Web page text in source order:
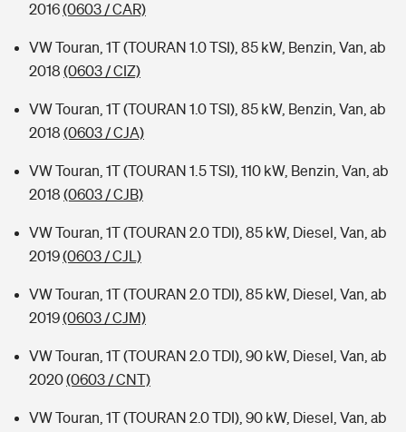
2016(0603 / CAR)
VW Touran, 1T (TOURAN 1.0 TSI), 85 kW, Benzin, Van, ab
2018 (0603 / CIZ)
VW Touran, 1T (TOURAN 1.0 TSI), 85 kW, Benzin, Van, ab
2018 (0603 / CJA)
VW Touran, 1T (TOURAN 1.5 TSI), 110 kW, Benzin, Van, ab
2018 (0603 / CJB)
VW Touran, 1T (TOURAN 2.0 TDI), 85 kW, Diesel, Van, ab
2019(0603 / CJL)
VW Touran, 1T (TOURAN 2.0 TDI), 85 kW, Diesel, Van, ab
2019(0603 / CJM)
VW Touran, 1T (TOURAN 2.0 TDI), 90 kW, Diesel, Van, ab
2020(0603 / CNT)
VW Touran, 1T (TOURAN 2.0 TDI), 90 kW, Diesel, Van, ab